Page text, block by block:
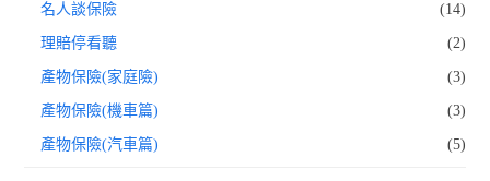
名人談保險 (14)
理賠停看聽 (2)
產物保險(家庭險) (3)
產物保險(機車篇) (3)
產物保險(汽車篇) (5)